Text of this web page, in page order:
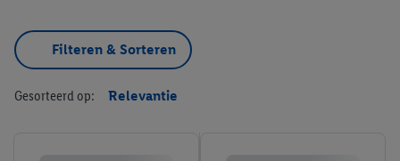
Filteren & Sorteren
Gesorteerd op: Relevantie